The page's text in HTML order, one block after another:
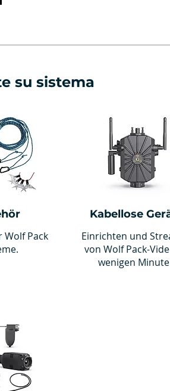
su sistema
Pack
Kabellose
Einrichten und
von Wolf Pack-
wenigen